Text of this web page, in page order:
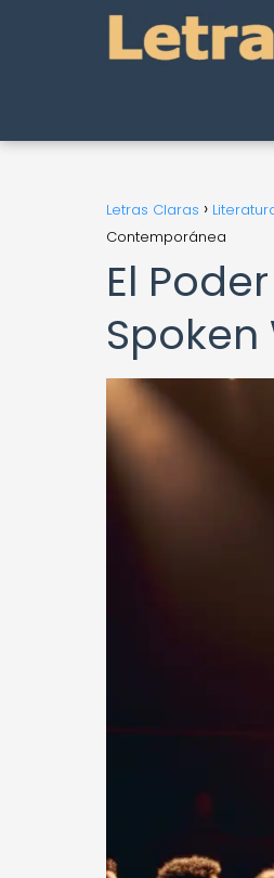
Letras Claras
Contemporánea
El